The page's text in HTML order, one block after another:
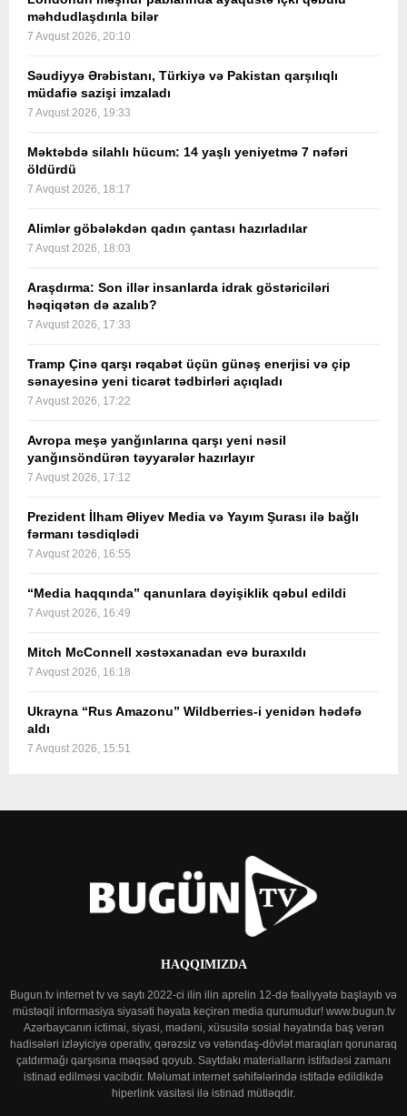
məhdudlaşdırıla bilər
7 Avqust 2026, 20:10
Səudiyyə Ərəbistanı, Türkiyə və Pakistan qarşılıqlı
müdafiə sazişi imzaladı
7 Avqust 2026, 19:33
Məktəbdə silahlı hücum: 14 yaşlı yeniyetmə 7 nəfəri
öldürdü
7 Avqust 2026, 18:17
Alimlər göbələkdən qadın çantası hazırladılar
7 Avqust 2026, 18:03
Araşdırma: Son illər insanlarda idrak göstəriciləri
həqiqətən də azalıb?
7 Avqust 2026, 17:33
Tramp Çinə qarşı rəqabət üçün günəş enerjisi və çip
sənayesinə yeni ticarət tədbirləri açıqladı
7 Avqust 2026, 17:22
Avropa meşə yanğınlarına qarşı yeni nəsil
yanğınsöndürən təyyarələr hazırlayır
7 Avqust 2026, 17:12
Prezident İlham Əliyev Media və Yayım Şurası ilə bağlı
fərmanı təsdiqlədi
7 Avqust 2026, 16:55
“Media haqqında” qanunlara dəyişiklik qəbul edildi
7 Avqust 2026, 16:49
Mitch McConnell xəstəxanadan evə buraxıldı
7 Avqust 2026, 16:18
Ukrayna “Rus Amazonu” Wildberries-i yenidən hədəfə
aldı
7 Avqust 2026, 15:51
HAQQIMIZDA
Bugun.tv internet tv və saytı 2022-ci ilin ilin aprelin 12-də fəaliyyətə başlayıb və
müstəqil informasiya siyasəti həyata keçirən media qurumudur! www.bugun.tv
Azərbaycanın ictimai, siyasi, mədəni, xüsusilə sosial həyatında baş verən
hadisələri izləyiciyə operativ, qərəzsiz və vətəndaş-dövlət maraqları qorunaraq
çatdırmağı qarşısına məqsəd qoyub. Saytdakı materialların istifadəsi zamanı
istinad edilməsi vacibdir. Məlumat internet səhifələrində istifadə edildikdə
hiperlink vasitəsi ilə istinad mütləqdir.